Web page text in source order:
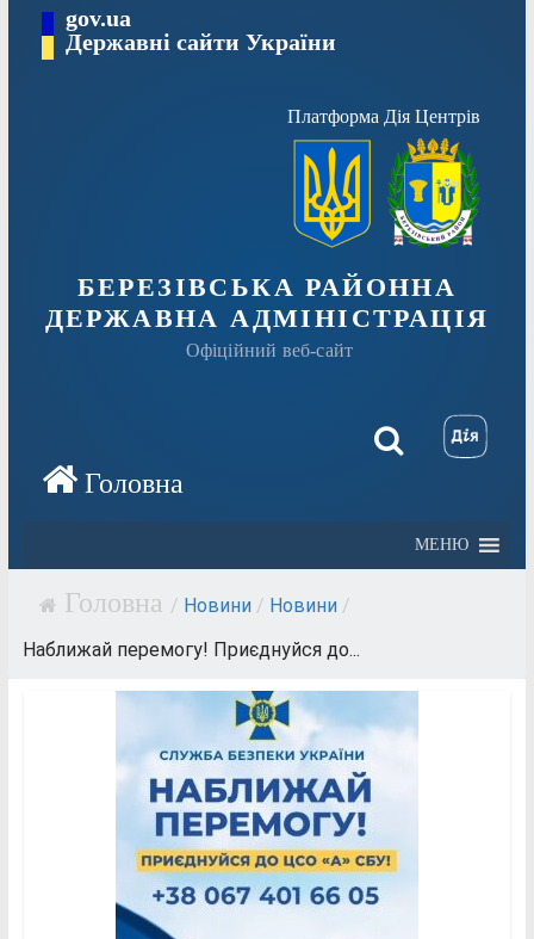
Перейтиgov.ua
Державні сайти України
Платформа Дія Центрів
БЕРЕЗІВСЬКА РАЙОННА
ДЕРЖАВНА АДМІНІСТРАЦІЯ
Офіційний веб-сайт
МЕНЮ
/ Новини / Новини /
Наближай перемогу! Приєднуйся до...